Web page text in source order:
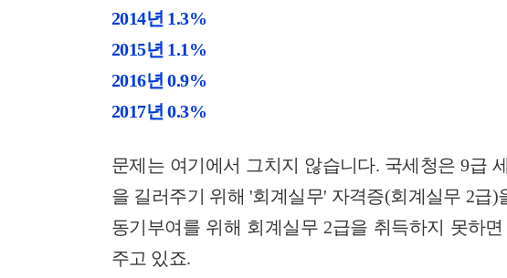
2014년 1.3%
2015년 1.1%
2016년 0.9%
2017년 0.3%
문제는 여기에서 그치지 않습니다. 국세청은 9급
을 길러주기 위해 '회계실무' 자격증(회계실무 2급
동기부여를 위해 회계실무 2급을 취득하지 못하
주고 있죠.